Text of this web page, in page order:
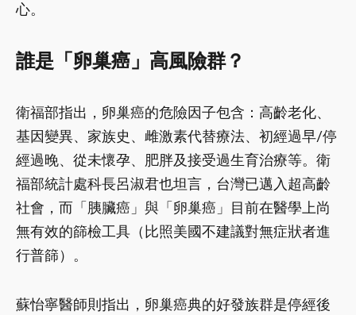
心。
誰是「卵巢癌」高風險群？
衛福部指出，卵巢癌的危險因子包含：高齡老化、
基因變異、家族史、雌激素代替療法、初經過早/停
經過晚、從未懷孕、肥胖及接受過生育治療等。衛
福部統計處科長呂淑君也坦言，台灣已邁入超高齡
社會，而「胰臟癌」與「卵巢癌」目前在醫學上尚
無有效的篩檢工具（比照美國不建議對無症狀者進
行普篩）。
蘇怡寧醫師則指出，卵巢癌典的好發族群是停經後